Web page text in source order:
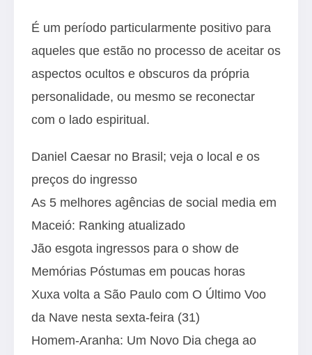
É um período particularmente positivo para
aqueles que estão no processo de aceitar os
aspectos ocultos e obscuros da própria
personalidade, ou mesmo se reconectar
com o lado espiritual.
Daniel Caesar no Brasil; veja o local e os
preços do ingresso
As 5 melhores agências de social media em
Maceió: Ranking atualizado
Jão esgota ingressos para o show de
Memórias Póstumas em poucas horas
Xuxa volta a São Paulo com O Último Voo
da Nave nesta sexta-feira (31)
Homem-Aranha: Um Novo Dia chega ao